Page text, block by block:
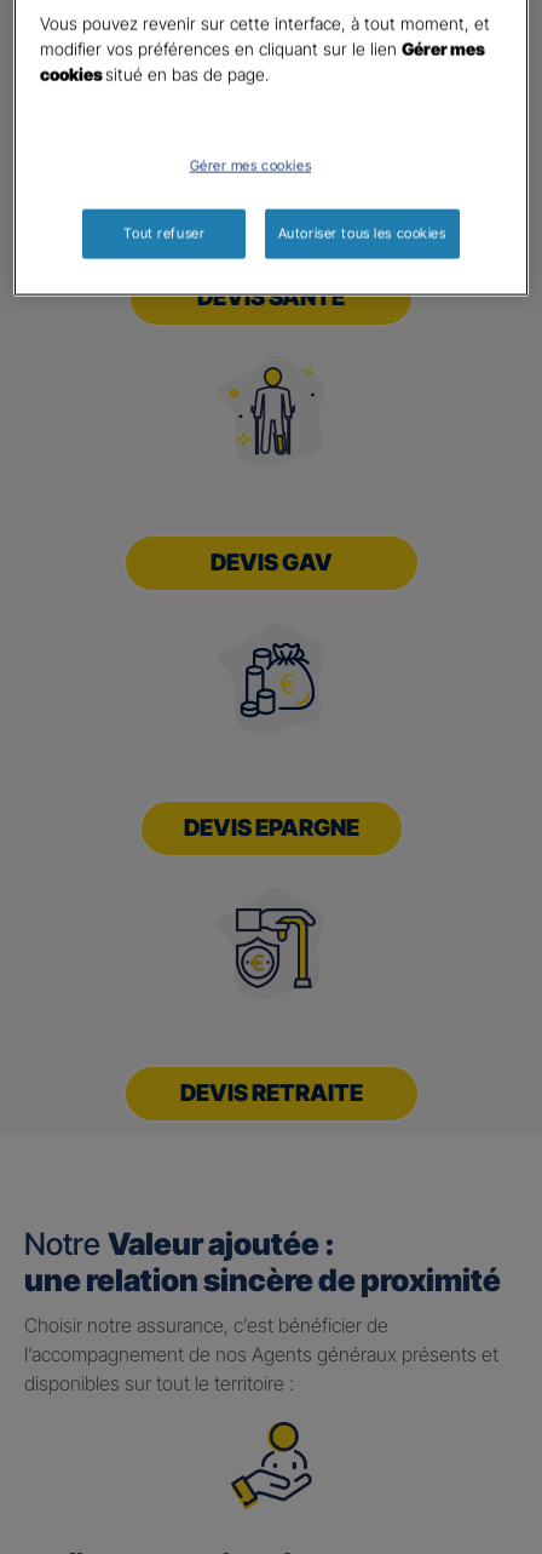
DEVIS SANTE
DEVIS GAV
DEVIS EPARGNE
DEVIS RETRAITE
Notre Valeur ajoutée :
une relation sincère de proximité
Choisir notre assurance, c’est bénéficier de
l’accompagnement de nos Agents généraux présents et
disponibles sur tout le territoire :
Vous pouvez revenir sur cette interface, à tout moment, et
modifier vos préférences en cliquant sur le lienGérer mes
cookiessitué en bas de page.
Gérer mes cookies
Tout refuser Autoriser tous les cookies